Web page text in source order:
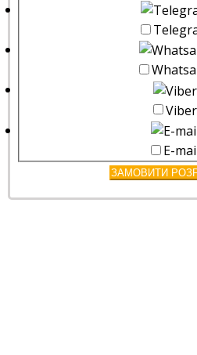
Viber
E-
ЗАМОВИТИ